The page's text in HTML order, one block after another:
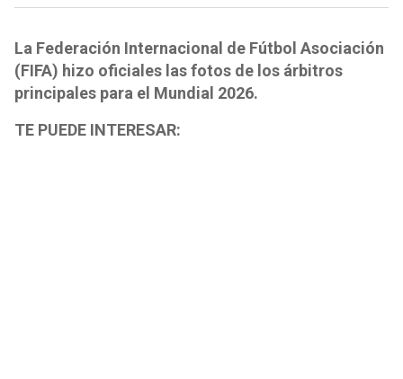
La Federación Internacional de Fútbol Asociación
(FIFA) hizo oficiales las fotos de los árbitros
principales para el Mundial 2026.
TE PUEDE INTERESAR: